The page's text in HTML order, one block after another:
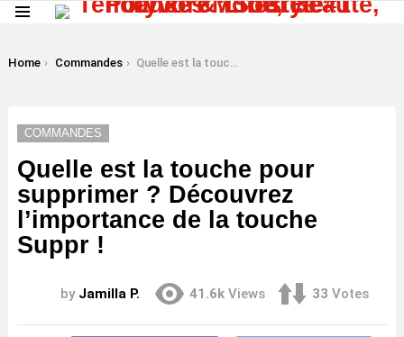
You are here:
Home Commandes Quelle est la touche pour supprimer ? Découvrez l’importance de la touche Suppr !
COMMANDES
Quelle est la touche pour
supprimer ? Découvrez
l’importance de la touche
Suppr !
by Jamilla P. 41.6k Views 33 Votes